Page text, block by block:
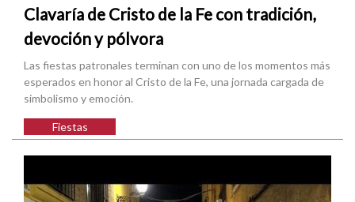
Clavaría de Cristo de la Fe con tradición,
devoción y pólvora
Las fiestas patronales terminan con uno de los momentos más
esperados en honor al Cristo de la Fe, una jornada cargada de
simbolismo y emoción.
Fiestas